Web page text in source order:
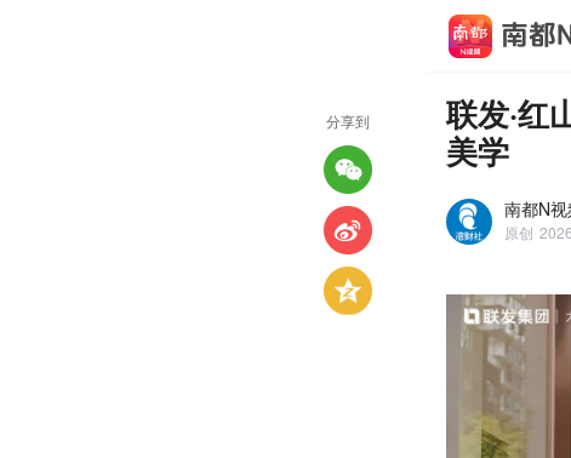
联发·红
美学
南都N视
原创
分享到